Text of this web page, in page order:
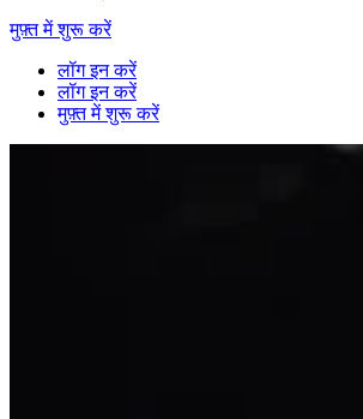
मुफ़्त में शुरू करें
लॉग इन करें
लॉग इन करें
मुफ़्त में शुरू करें